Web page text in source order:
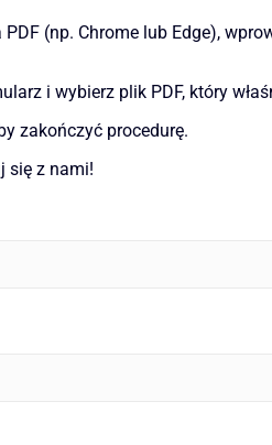
(np. Chrome lub Edge),
i wybierz plik PDF, który
zakończyć procedurę.
się z nami!